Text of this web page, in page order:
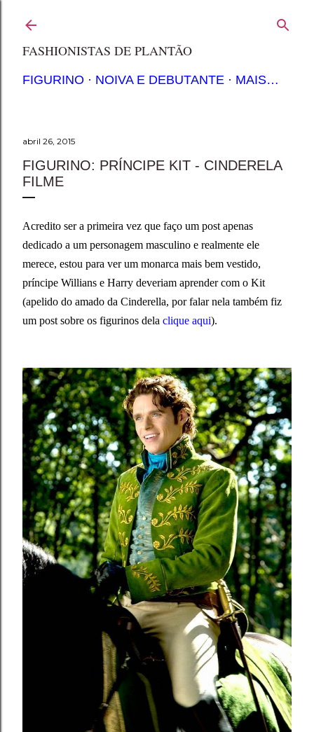
FASHIONISTAS DE PLANTÃO
FIGURINO NOIVA E DEBUTANTE MAIS…
abril 26, 2015
FIGURINO: PRÍNCIPE KIT - CINDERELA
FILME
Acredito ser a primeira vez que faço um post apenas
dedicado a um personagem masculino e realmente ele
merece, estou para ver um monarca mais bem vestido,
príncipe Willians e Harry deveriam aprender com o Kit
(apelido do amado da Cinderella, por falar nela também fiz
um post sobre os figurinos dela clique aqui).